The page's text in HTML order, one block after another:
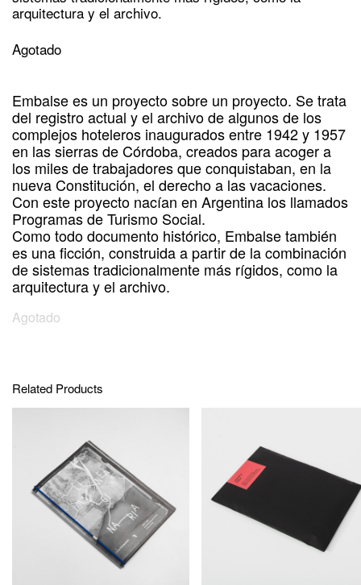
arquitectura y el archivo.
Agotado
Agotado
Embalse es un proyecto sobre un proyecto. Se trata
del registro actual y el archivo de algunos de los
complejos hoteleros inaugurados entre 1942 y 1957
en las sierras de Córdoba, creados para acoger a
los miles de trabajadores que conquistaban, en la
nueva Constitución, el derecho a las vacaciones.
Con este proyecto nacían en Argentina los llamados
Programas de Turismo Social.
Como todo documento histórico, Embalse también
es una ficción, construida a partir de la combinación
de sistemas tradicionalmente más rígidos, como la
arquitectura y el archivo.
Related Products